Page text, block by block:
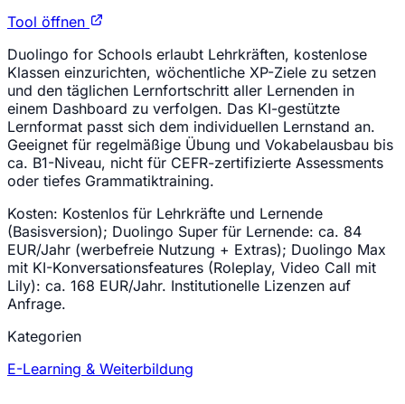
Tool öffnen
Duolingo for Schools erlaubt Lehrkräften, kostenlose
Klassen einzurichten, wöchentliche XP-Ziele zu setzen
und den täglichen Lernfortschritt aller Lernenden in
einem Dashboard zu verfolgen. Das KI-gestützte
Lernformat passt sich dem individuellen Lernstand an.
Geeignet für regelmäßige Übung und Vokabelausbau bis
ca. B1-Niveau, nicht für CEFR-zertifizierte Assessments
oder tiefes Grammatiktraining.
Kosten: Kostenlos für Lehrkräfte und Lernende
(Basisversion); Duolingo Super für Lernende: ca. 84
EUR/Jahr (werbefreie Nutzung + Extras); Duolingo Max
mit KI-Konversationsfeatures (Roleplay, Video Call mit
Lily): ca. 168 EUR/Jahr. Institutionelle Lizenzen auf
Anfrage.
Kategorien
E-Learning & Weiterbildung